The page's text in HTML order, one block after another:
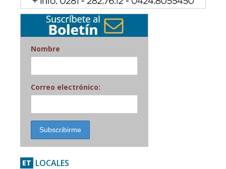
Nombre
Correo electrónico:
ET LOCALES